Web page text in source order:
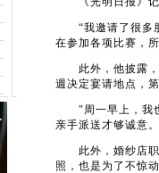
“我邀请了很多朋
在参加各项比赛，
此外，他披露，
週决定宴请地点，
"周一早上，我也
亲手派送才够诚意
此外，婚纱店职
照，也是为了不惊